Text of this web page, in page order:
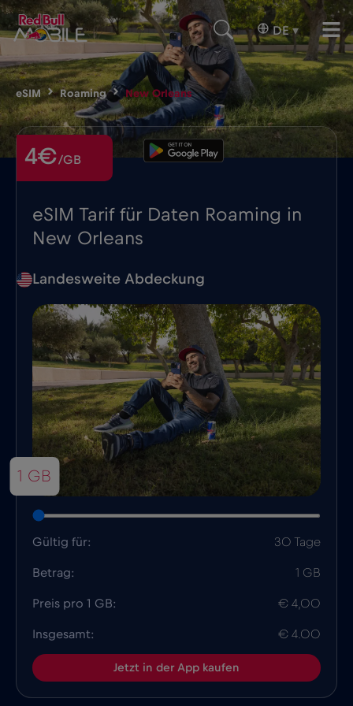
DE ▾
eSIM Roaming New Orleans
eSIM Tarif für Daten Roaming in
New Orleans
4€/GB
Landesweite Abdeckung
1 GB
Gültig für: 30 Tage
Betrag: 1 GB
Preis pro 1 GB: € 4,00
Insgesamt: € 4.00
Jetzt in der App kaufen